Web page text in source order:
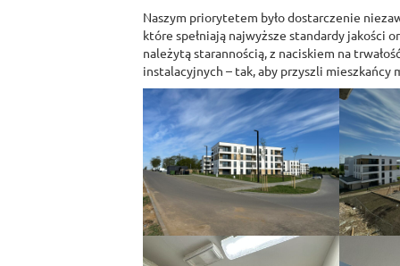
Naszym priorytetem było dostarczenie
które spełniają najwyższe standardy jakości
należytą starannością, z naciskiem na
instalacyjnych – tak, aby przyszli